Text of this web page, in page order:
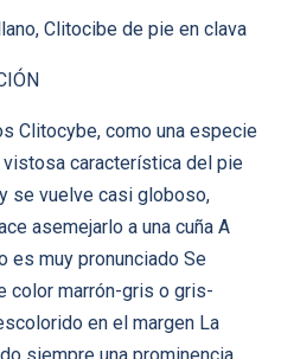
Clitocibe de pie en clava
Clitocybe, como una especie
característica del pie
se vuelve casi globoso,
asemejarlo a una cuña A
es muy pronunciado Se
color marrón-gris o gris-
en el margen La